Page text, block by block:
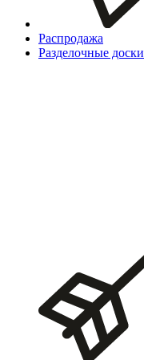
Распродажа
Разделочные доски